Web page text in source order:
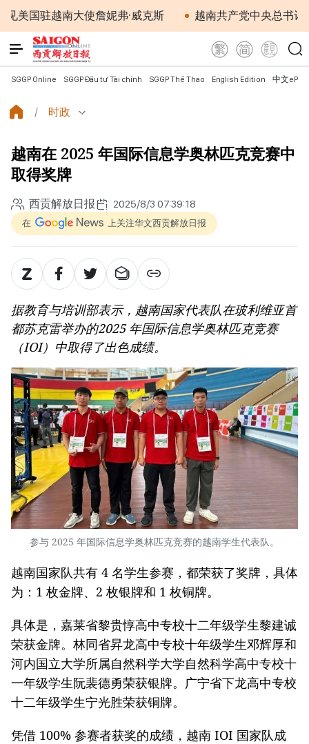
驻越南大使詹妮弗·威克斯 越南共产党中央总书记、国
SGGP Online SGGP Đầu tư Tài chính SGGP Thể Thao English Edition 中文
时政
越南在 2025 年国际信息学奥林匹克竞赛中
取得奖牌
西贡解放日报 2025/8/3 07:39:18
在 上关注华文西贡解放日报
据教育与培训部表示，越南国家代表队在玻利维亚首
都苏克雷举办的2025 年国际信息学奥林匹克竞赛
（IOI）中取得了出色成绩。
参与 2025 年国际信息学奥林匹克竞赛的越南学生代表队。
越南国家队共有 4 名学生参赛，都荣获了奖牌，具体
为：1 枚金牌、2 枚银牌和 1 枚铜牌。
具体是，嘉莱省黎贵惇高中专校十二年级学生黎建诚
荣获金牌。林同省昇龙高中专校十年级学生邓辉厚和
河内国立大学所属自然科学大学自然科学高中专校十
一年级学生阮裴德勇荣获银牌。广宁省下龙高中专校
十二年级学生宁光胜荣获铜牌。
凭借 100% 参赛者获奖的成绩，越南 IOI 国家队成